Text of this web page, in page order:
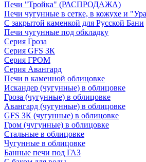
Печи "Тройка" (РАСПРОДАЖА)
Печи чугунные в сетке, в кожухе и
С закрытой каменкой для Русской Бани
Печи чугунные под обкладку
Серия Гроза
Серия GFS ЗК
Серия ГРОМ
Серия Авангард
Печи в каменной облицовке
Искандер (чугунные) в облицовке
Гроза (чугунные) в облицовке
Авангард (чугунные) в облицовке
GFS ЗК (чугунные) в облицовке
Гром (чугунные) в облицовке
Стальные в облицовке
Чугунные в облицовке
Банные печи под ГАЗ